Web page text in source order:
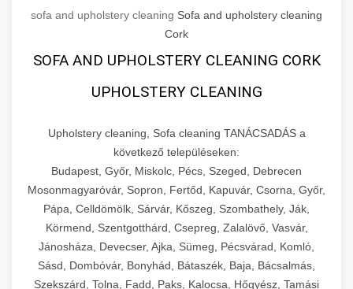
sofa and upholstery cleaning Sofa and upholstery cleaning
Cork
SOFA AND UPHOLSTERY CLEANING CORK
UPHOLSTERY CLEANING
Upholstery cleaning, Sofa cleaning TANÁCSADÁS a
következő településeken:
Budapest, Győr, Miskolc, Pécs, Szeged, Debrecen
Mosonmagyaróvár, Sopron, Fertőd, Kapuvár, Csorna, Győr,
Pápa, Celldömölk, Sárvár, Kőszeg, Szombathely, Ják,
Körmend, Szentgotthárd, Csepreg, Zalalövő, Vasvár,
Jánosháza, Devecser, Ajka, Sümeg, Pécsvárad, Komló,
Sásd, Dombóvár, Bonyhád, Bátaszék, Baja, Bácsalmás,
Szekszárd, Tolna, Fadd, Paks, Kalocsa, Hőgyész, Tamási